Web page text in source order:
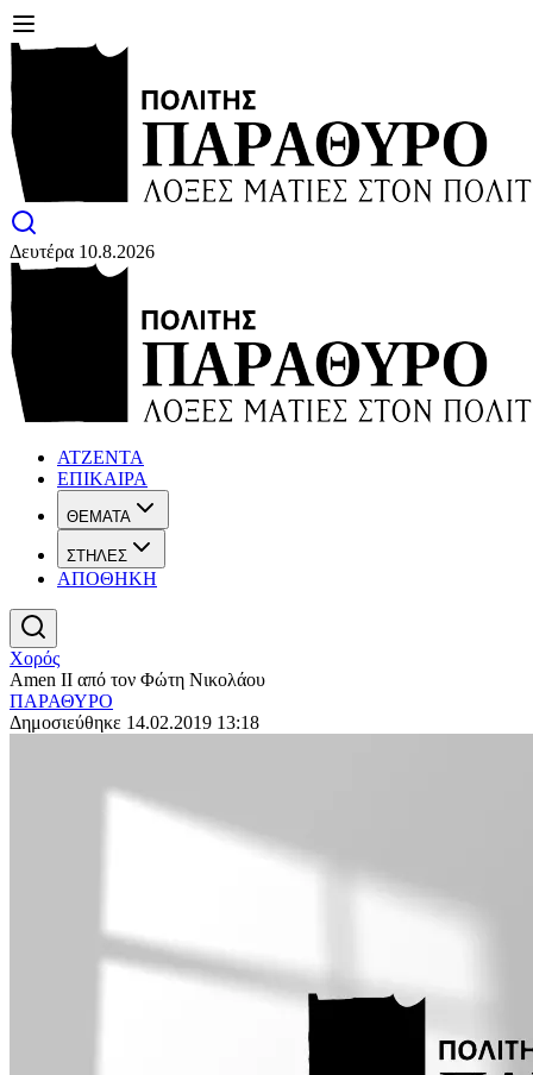
Δευτέρα 10.8.2026
ΑΤΖΕΝΤΑ
ΕΠΙΚΑΙΡΑ
ΘΕΜΑΤΑ
ΣΤΗΛΕΣ
ΑΠΟΘΗΚΗ
Χορός
Amen II από τον Φώτη Νικολάου
ΠΑΡΑΘΥΡΟ
Δημοσιεύθηκε 14.02.2019 13:18